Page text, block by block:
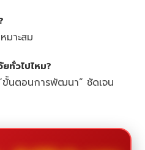
มาะสม
ทั่วไปไหม?
ขั้นตอนการพัฒนา” ชัดเจน